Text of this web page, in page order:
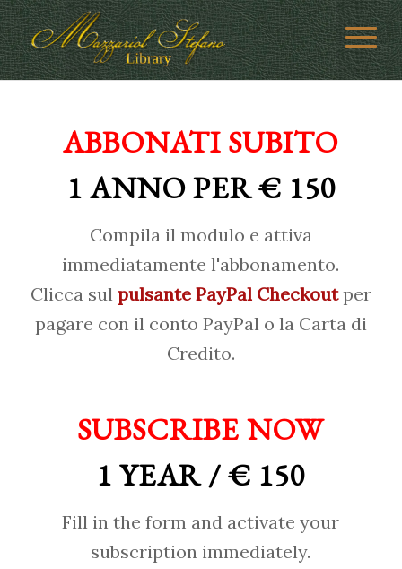
ABBONATI SUBITO
1 ANNO PER € 150
Compila il modulo e attiva
immediatamente l'abbonamento.
Clicca sul pulsante PayPal Checkoutper
pagare con il conto PayPal o la Carta di
Credito.
SUBSCRIBE NOW
1 YEAR / € 150
Fill in the form and activate your
subscription immediately.